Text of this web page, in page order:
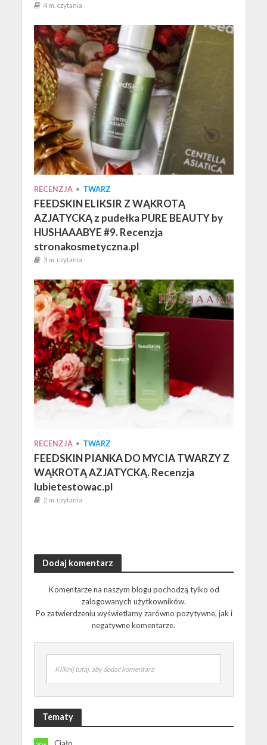
4 m. czytania
RECENZJA • TWARZ
FEEDSKIN ELIKSIR Z WĄKROTĄ
AZJATYCKĄ z pudełka PURE BEAUTY by
HUSHAAABYE #9. Recenzja
stronakosmetyczna.pl
3 m. czytania
RECENZJA • TWARZ
FEEDSKIN PIANKA DO MYCIA TWARZY Z
WĄKROTĄ AZJATYCKĄ. Recenzja
lubietestowac.pl
2 m. czytania
Dodaj komentarz
Komentarze na naszym blogu pochodzą tylko od
zalogowanych użytkowników.
Po zatwierdzeniu wyświetlamy zarówno pozytywne, jak i
negatywne komentarze.
Kliknij tutaj, aby dodać komentarz
Tematy